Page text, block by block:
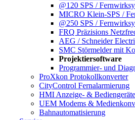
@120 SPS /
MICRO Klein-SPS /
@250 SPS /
FRQ Präzisions
AEG / Schneider
SMC Störmelder mit
Projektiersoftware
Programmier- und
ProXkon Protokollkonverter
CityControl Fernalarmierung
HMI Anzeige- & Bediengeräte
UEM Modems &
Bahnautomatisierung